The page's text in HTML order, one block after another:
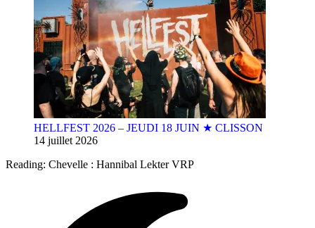
HELLFEST 2026 – JEUDI 18 JUIN ★ CLISSON
14 juillet 2026
Reading: Chevelle : Hannibal Lekter VRP